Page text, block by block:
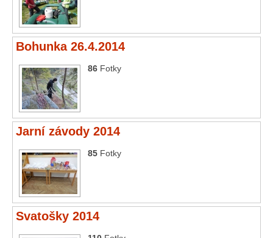
Bohunka 26.4.2014
86 Fotky
Jarní závody 2014
85 Fotky
Svatošky 2014